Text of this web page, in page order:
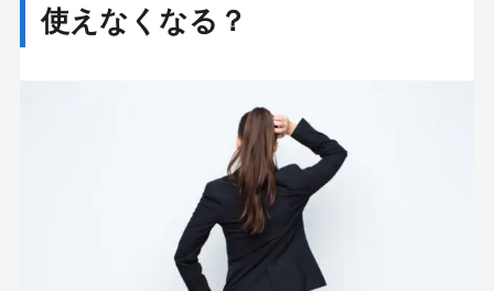
使えなくなる？